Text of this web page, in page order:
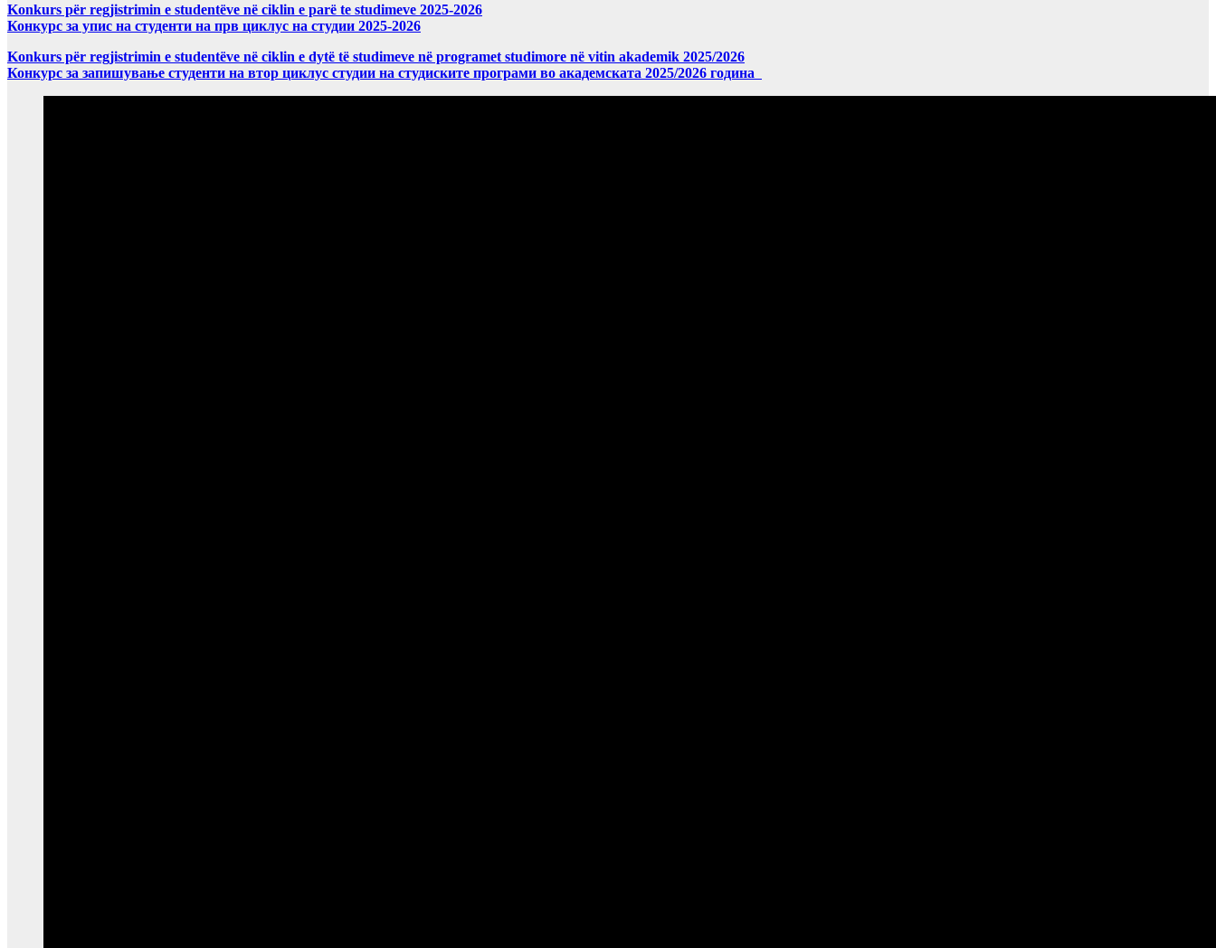
Konkurs për regjistrimin e studentëve në ciklin e parë te studimeve 2025-2026
Конкурс за упис на студенти на прв циклус на студии 2025-2026
Konkurs për regjistrimin e studentëve në ciklin e dytë të studimeve në programet studimore në vitin akademik 2025/2026
Конкурс за запишување студенти на втор циклус студии на студиските програми во академската 2025/2026 година